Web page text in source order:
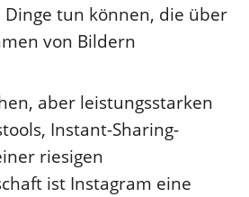
Dinge tun können, die über
von Bildern
aber leistungsstarken
Instant-Sharing-
riesigen
ist Instagram eine